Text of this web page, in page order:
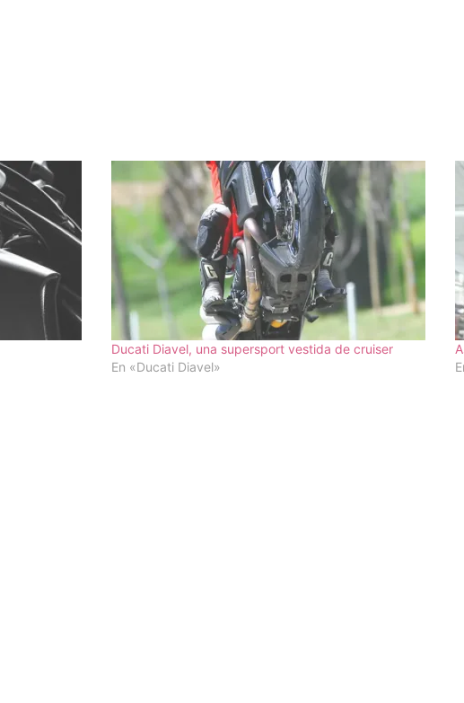
Ducati Diavel, una supersport vestida de cruiser
En «Ducati Diavel»